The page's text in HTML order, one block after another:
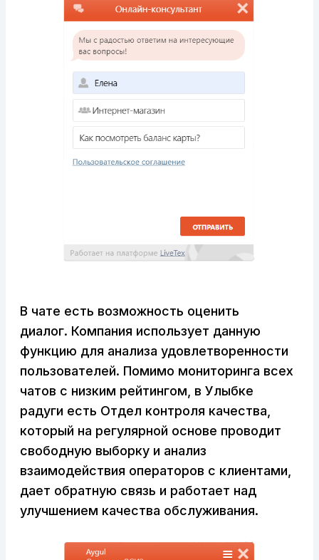
В чате есть возможность оценить
диалог. Компания использует данную
функцию для анализа удовлетворенности
пользователей. Помимо мониторинга всех
чатов с низким рейтингом, в Улыбке
радуги есть Отдел контроля качества,
который на регулярной основе проводит
свободную выборку и анализ
взаимодействия операторов с клиентами,
дает обратную связь и работает над
улучшением качества обслуживания.